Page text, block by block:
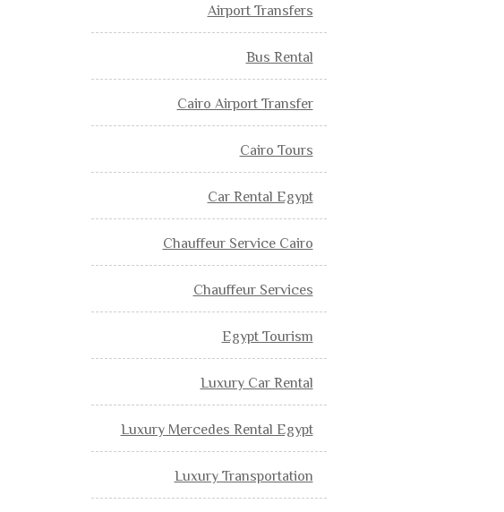
Airport Transfers
Bus Rental
Cairo Airport Transfer
Cairo Tours
Car Rental Egypt
Chauffeur Service Cairo
Chauffeur Services
Egypt Tourism
Luxury Car Rental
Luxury Mercedes Rental Egypt
Luxury Transportation